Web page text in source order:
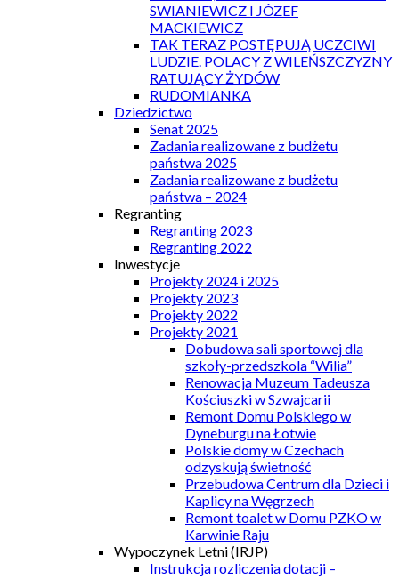
SWIANIEWICZ I JÓZEF
MACKIEWICZ
TAK TERAZ POSTĘPUJĄ UCZCIWI
LUDZIE. POLACY Z WILEŃSZCZYZNY
RATUJĄCY ŻYDÓW
RUDOMIANKA
Dziedzictwo
Senat 2025
Zadania realizowane z budżetu
państwa 2025
Zadania realizowane z budżetu
państwa – 2024
Regranting
Regranting 2023
Regranting 2022
Inwestycje
Projekty 2024 i 2025
Projekty 2023
Projekty 2022
Projekty 2021
Dobudowa sali sportowej dla
szkoły-przedszkola “Wilia”
Renowacja Muzeum Tadeusza
Kościuszki w Szwajcarii
Remont Domu Polskiego w
Dyneburgu na Łotwie
Polskie domy w Czechach
odzyskują świetność
Przebudowa Centrum dla Dzieci i
Kaplicy na Węgrzech
Remont toalet w Domu PZKO w
Karwinie Raju
Wypoczynek Letni (IRJP)
Instrukcja rozliczenia dotacji –